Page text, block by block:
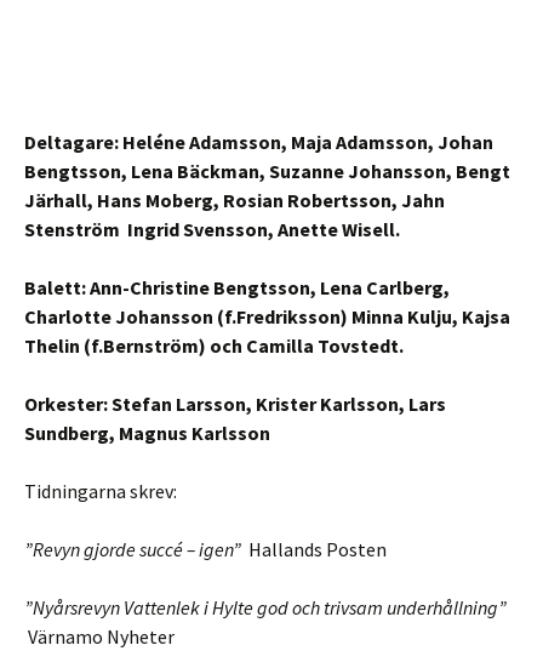
Deltagare: Heléne Adamsson, Maja Adamsson, Johan
Bengtsson, Lena Bäckman, Suzanne Johansson, Bengt
Järhall, Hans Moberg, Rosian Robertsson, Jahn
Stenström Ingrid Svensson, Anette Wisell.
Balett: Ann-Christine Bengtsson, Lena Carlberg,
Charlotte Johansson (f.Fredriksson) Minna Kulju, Kajsa
Thelin (f.Bernström) och Camilla Tovstedt.
Orkester: Stefan Larsson, Krister Karlsson, Lars
Sundberg, Magnus Karlsson
Tidningarna skrev:
”Revyn gjorde succé – igen” Hallands Posten
”Nyårsrevyn Vattenlek i Hylte god och trivsam underhållning”
Värnamo Nyheter